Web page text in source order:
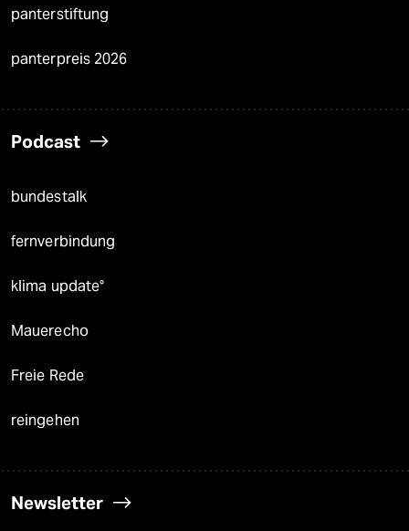
panterstiftung
panterpreis 2026
Podcast
bundestalk
fernverbindung
klima update°
Mauerecho
Freie Rede
reingehen
Newsletter